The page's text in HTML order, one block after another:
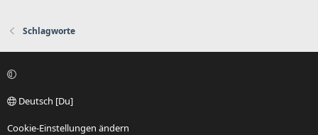
Schlagworte
Deutsch [Du]
Cookie-Einstellungen ändern